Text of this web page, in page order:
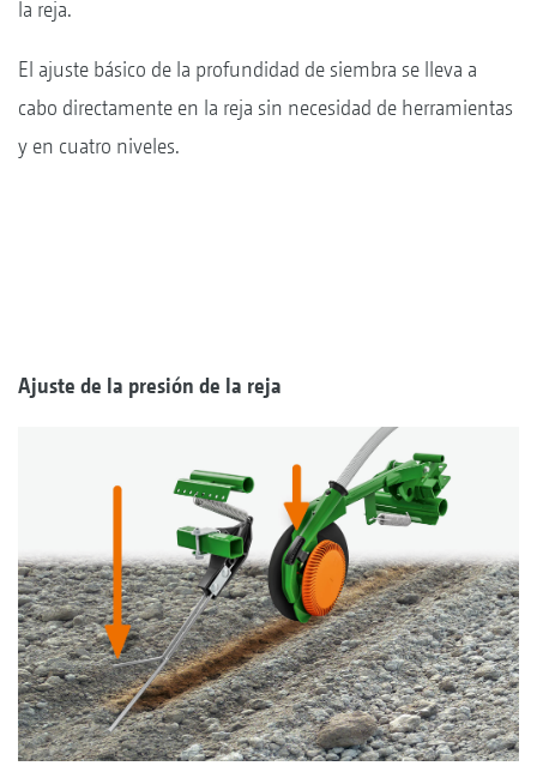
la reja.
El ajuste básico de la profundidad de siembra se lleva a
cabo directamente en la reja sin necesidad de herramientas
y en cuatro niveles.
Ajuste de la presión de la reja